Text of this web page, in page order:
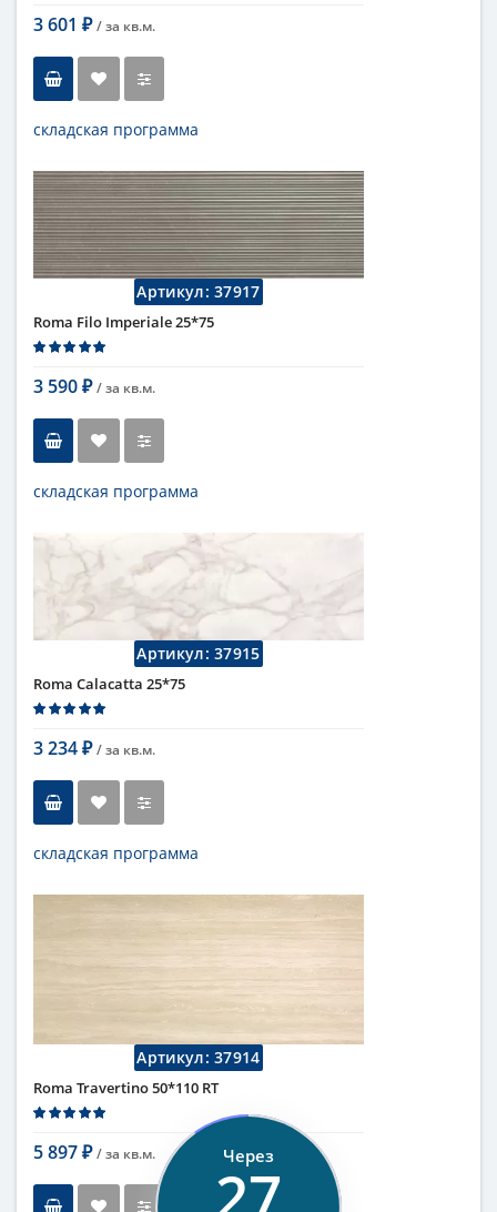
3 601 ₽ / за кв.м.
складская программа
Длина
75 см
Высота
25 см
Цвет
бежевый,светлый
Страна
Италия
Поверхность
матовая
Коллекция
Fap Ceramiche
Артикул:37917
Roma Filo Imperiale 25*75
3 590 ₽ / за кв.м.
складская программа
Длина
75 см
Высота
коричневый
Страна
Италия
Поверхность
матовая
Коллекция
Fap Ceramiche
Артикул:37915
Roma Calacatta 25*75
3 234 ₽ / за кв.м.
складская программа
75 см
25 см
Рисунок
кремовый
Fap Ceramiche
Артикул:37914
Roma Travertino 50*110 RT
5 897 ₽ / за кв.м. Через